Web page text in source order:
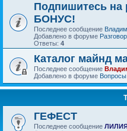
Подпишитесь на
БОНУС!
Последнее сообщение
Добавлено в форуме
Ответы: 4
Каталог майнд
Последнее сообщение
Добавлено в форуме Вопросы
ГЕФЕСТ
Последнее сообщение